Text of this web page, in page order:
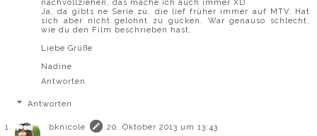
nachvollziehen, das mache ich auch immer XD
Ja, da gibts ne Serie zu, die lief früher immer auf MTV. Hat
sich aber nicht gelohnt zu gucken. War genauso schlecht,
wie du den Film beschrieben hast.
Liebe Grüße
Nadine
Antworten
Antworten
bknicole
20. Oktober 2013 um 13:43